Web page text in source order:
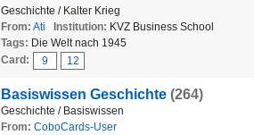
Geschichte / Kalter Krieg
From: Ati Institution: KVZ Business School
Tags: Die Welt nach 1945
Card:
9 12
Basiswissen Geschichte (264)
Geschichte / Basiswissen
From: CoboCards-User